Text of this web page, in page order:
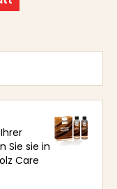
Sie sie in
Care